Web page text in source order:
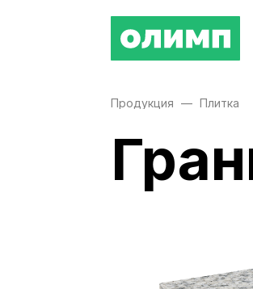
Продукция Плитка